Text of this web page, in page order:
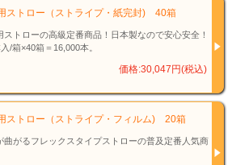
ストロー（ストライプ・紙完封) 40箱
ストローの高級定番商品！日本製なので安心安全！
/箱×40箱＝16,000本。
価格:30,047円(税込)
ストロー（ストライプ・フィルム) 20箱
曲がるフレックスタイプストローの普及定番人気商